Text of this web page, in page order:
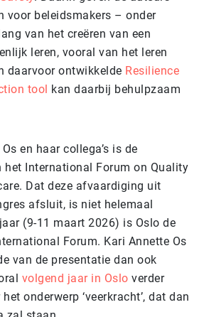
voor beleidsmakers – onder
van het creëren van een
leren, vooral van het leren
daarvoor ontwikkelde Resilience
tool kan daarbij behulpzaam
en haar collega’s is de
het International Forum on Quality
Dat deze afvaardiging uit
afsluit, is niet helemaal
(9-11 maart 2026) is Oslo de
Forum. Kari Annette Os
van de presentatie dan ook
volgend jaar in Oslo verder
onderwerp ‘veerkracht’, dat dan